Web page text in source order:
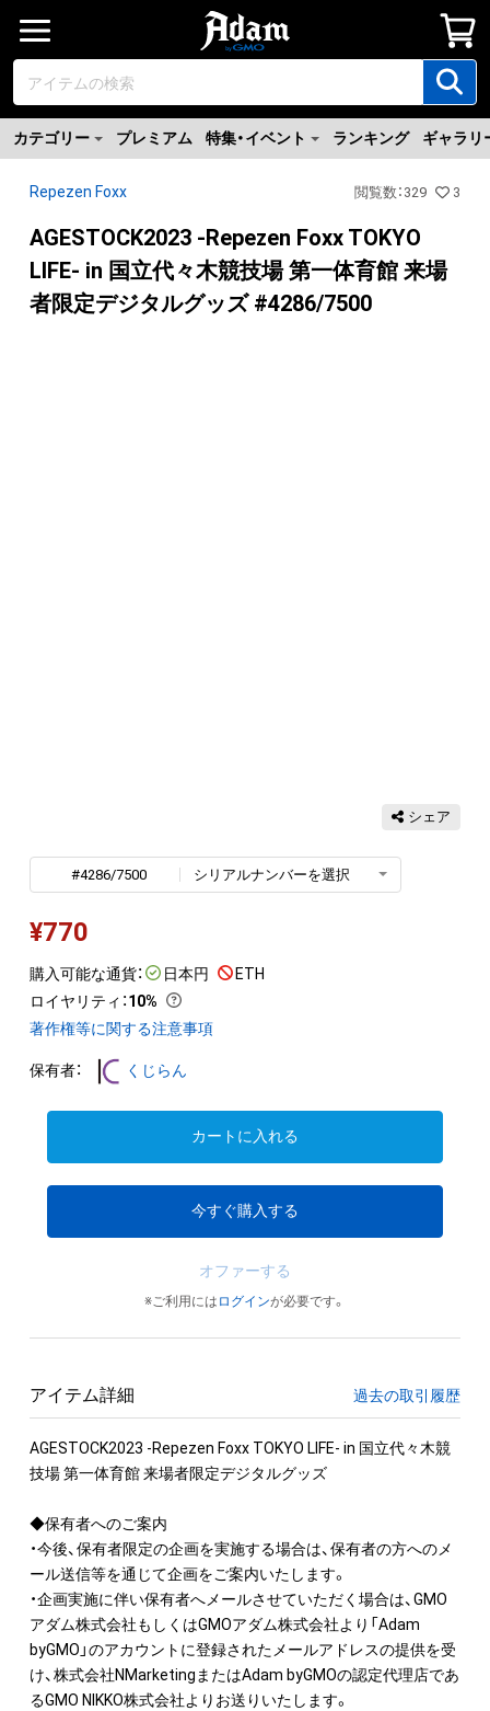
カテゴリー プレミアム 特集・イベント ランキング ギャラリ
Repezen Foxx 閲覧数 ： 329 3
AGESTOCK2023 -Repezen Foxx TOKYO
LIFE- in 国立代々木競技場 第一体育館 来場
者限定デジタルグッズ #4286/7500
シェア
#4286/7500 シリアルナンバーを選択
¥770
購入可能な通貨： 日本円
ETH
ロイヤリティ ：10%
著作権等に関する注意事項
保有者： くじらん
カートに入れる
今すぐ購入する
オファーする
※ご利用には ログインが必要です。
アイテム詳細 過去の取引履歴
AGESTOCK2023 -Repezen Foxx TOKYO LIFE- in 国立代々木競
技場 第一体育館 来場者限定デジタルグッズ
◆保有者へのご案内
・今後、保有者限定の企画を実施する場合は、保有者の方へのメ
ール送信等を通じて企画をご案内いたします。
・企画実施に伴い保有者へメールさせていただく場合は、GMO
アダム株式会社もしくはGMOアダム株式会社より「Adam
byGMO」のアカウントに登録されたメールアドレスの提供を受
け、株式会社NMarketingまたはAdam byGMOの認定代理店であ
るGMO NIKKO株式会社よりお送りいたします。